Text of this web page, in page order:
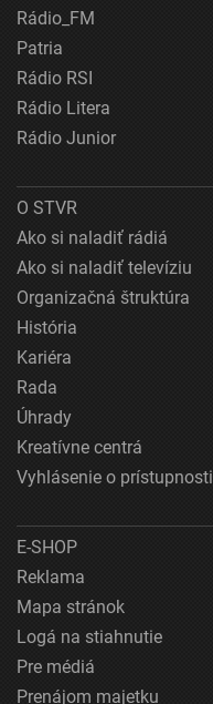
Rádio_FM
Patria
Rádio RSI
Rádio Litera
Rádio Junior
O STVR
Ako si naladiť rádiá
Ako si naladiť televíziu
Organizačná štruktúra
História
Kariéra
Rada
Úhrady
Kreatívne centrá
Vyhlásenie o prístupnosti
E-SHOP
Reklama
Mapa stránok
Logá na stiahnutie
Pre médiá
Prenájom majetku